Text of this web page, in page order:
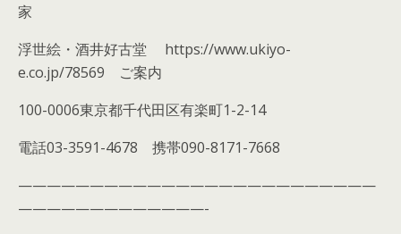
家
浮世絵・酒井好古堂
https://www.ukiyo-
e.co.jp/78569 ご案内
100-0006東京都千代田区有楽町1-2-14
電話03-3591-4678 携帯090-8171-7668
—————————————————————————
—————————————-